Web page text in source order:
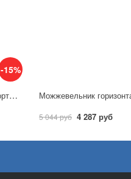
-15%
Можжевельник горизонтальный (сорт 'Pancake') PA90 на штамбе
5 044 руб 4 287 руб